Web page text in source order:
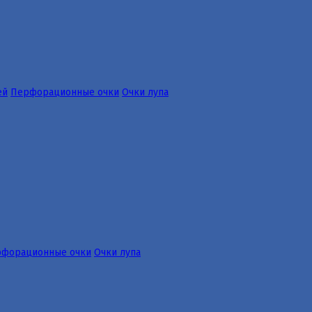
Перфорационные очки Очки лупа
очки Очки лупа